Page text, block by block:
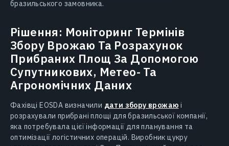
бразильського замовника.
Рішення: Моніторинг Термінів
Збору Врожаю Та Розрахунок
Прибраних Площ За Допомогою
Супутникових, Метео- Та
Агрономічних Даних
Фахівці EOSDA визначили дати збору врожаю і
розрахували прибрані площі для бразильської компанії,
яка потребувала цієї інформації для планування та
оптимізації логістичних операцій. Виробник цукру